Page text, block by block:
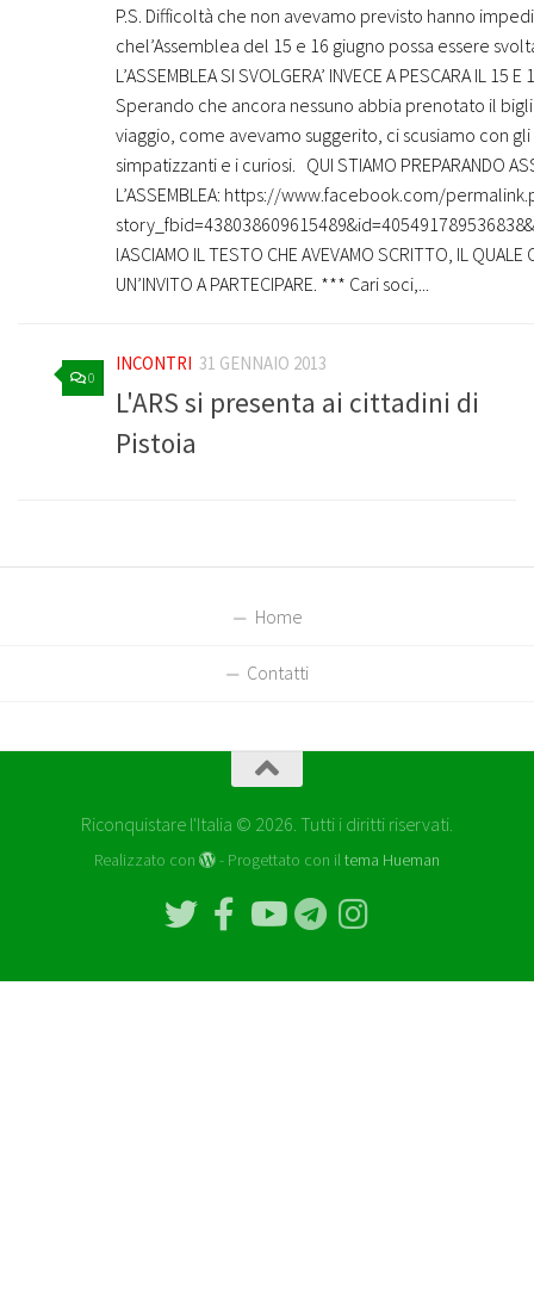
P.S. Difficoltà che non avevamo previsto hanno
chel’Assemblea del 15 e 16 giugno possa essere
L’ASSEMBLEA SI SVOLGERA’ INVECE A PESCARA IL 15 E
Sperando che ancora nessuno abbia prenotato il
viaggio, come avevamo suggerito, ci scusiamo con gli
simpatizzanti e i curiosi. QUI STIAMO PREPARANDO
L’ASSEMBLEA: https://www.facebook.com/
lASCIAMO IL TESTO CHE AVEVAMO SCRITTO, IL QUALE
UN’INVITO A PARTECIPARE. *** Cari soci,...
0
INCONTRI 31 GENNAIO 2013
L'ARS si presenta ai cittadini di
Pistoia
Home
Contatti
Riconquistare l'Italia © 2026. Tutti i diritti riservati.
Realizzato con - Progettato con iltema Hueman